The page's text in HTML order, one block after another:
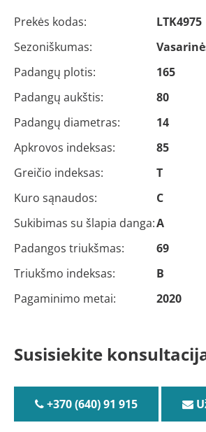
Prekės kodas:
LTK4975
Sezoniškumas:
Padangų plotis:
165
Padangų aukštis:
80
Padangų diametras:
14
Apkrovos indeksas:
85
Greičio indeksas:
T
Kuro sąnaudos:
C
Sukibimas su šlapia danga:A
Padangos triukšmas:
69
Triukšmo indeksas:
B
Pagaminimo metai:
2020
Susisiekite
+370 (640) 91 915